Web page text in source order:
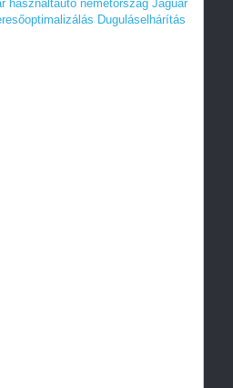
használtautó németország Jaguar
Duguláselhárítás